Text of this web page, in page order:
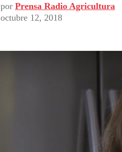
por Prensa Radio Agricultura
octubre 12, 2018